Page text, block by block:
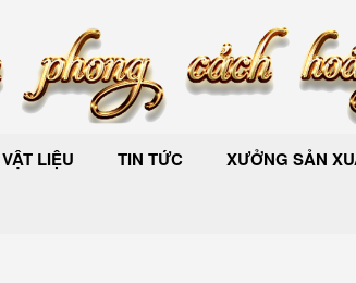
VẬT LIỆU TIN TỨC XƯỞNG SẢN